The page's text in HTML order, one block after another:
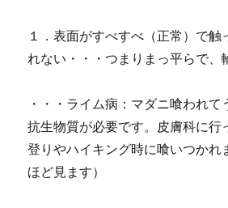
１．表面がすべすべ（正常）で触
れない・・・つまりまっ平らで、
・・・ライム病：マダニ喰われて
抗生物質が必要です。皮膚科に行
登りやハイキング時に喰いつかれ
ほど見ます）